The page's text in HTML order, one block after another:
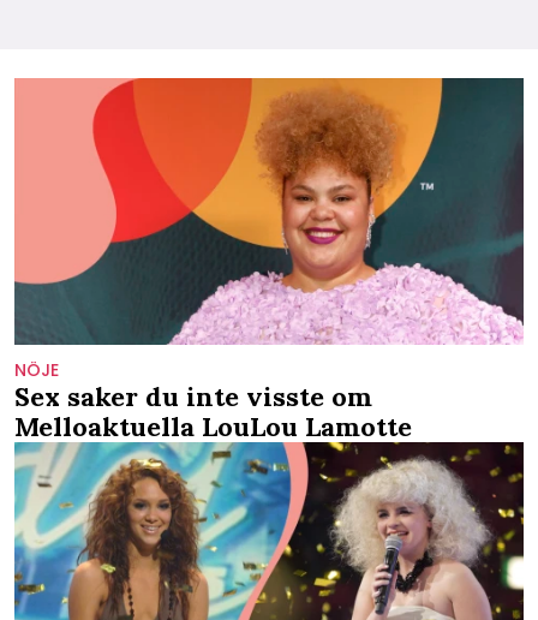
NÖJE
Sex saker du inte visste om
Melloaktuella LouLou Lamotte